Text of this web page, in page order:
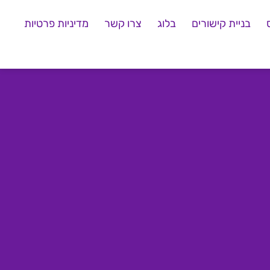
בניית קישורים בלוג צרו קשר מדיניות פרטיות